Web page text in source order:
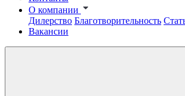
О компании
Дилерство Благотворительность
Вакансии